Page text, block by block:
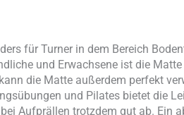
für Turner in dem Bereich
und Erwachsene ist die
die Matte außerdem perfekt
und Pilates bietet die
Aufprällen trotzdem gut ab. Ein